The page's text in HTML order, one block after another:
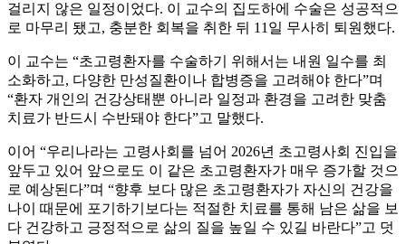
걸리지 않은 일정이었다. 이 교수의 집도하에 수술은 성공적으
로 마무리 됐고, 충분한 회복을 취한 뒤 11일 무사히 퇴원했다.
이 교수는 “초고령환자를 수술하기 위해서는 내원 일수를 최
소화하고, 다양한 만성질환이나 합병증을 고려해야 한다”며
“환자 개인의 건강상태뿐 아니라 일정과 환경을 고려한 맞춤
치료가 반드시 수반돼야 한다”고 말했다.
이어 “우리나라는 고령사회를 넘어 2026년 초고령사회 진입을
앞두고 있어 앞으로도 이 같은 초고령환자가 매우 증가할 것으
로 예상된다”며 “향후 보다 많은 초고령환자가 자신의 건강을
나이 때문에 포기하기보다는 적절한 치료를 통해 남은 삶을 보
다 건강하고 긍정적으로 삶의 질을 높일 수 있길 바란다”고 덧